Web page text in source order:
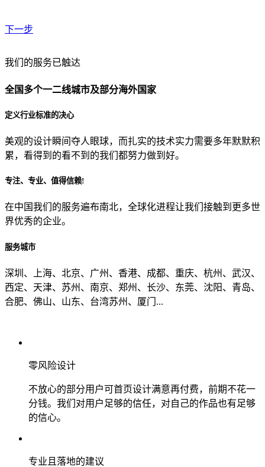
下一步
贵公司预算范围是？
贵公司的团队规模是？
目前主要的营销渠道是？
我们的服务已触达
全国多个一二线城市及部分海外国家
定义行业标准的决心
美观的设计瞬间夺人眼球，而扎实的技术实力需要多年默默积
累，看得到的看不到的我们都努力做到好。
专注、专业、值得信赖!
在中国我们的服务遍布南北，全球化进程让我们接触到更多世
界优秀的企业。
服务城市
深圳、上海、北京、广州、香港、成都、重庆、杭州、武汉、
西定、天津、苏州、南京、郑州、长沙、东莞、沈阳、青岛、
合肥、佛山、山东、台湾苏州、厦门...
零风险设计
不放心的部分用户可首页设计满意再付费，前期不花一
分钱。我们对用户足够的信任，对自己的作品也有足够
的信心。
专业且落地的建议